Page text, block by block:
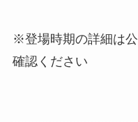
※登場時期の詳細は
確認ください